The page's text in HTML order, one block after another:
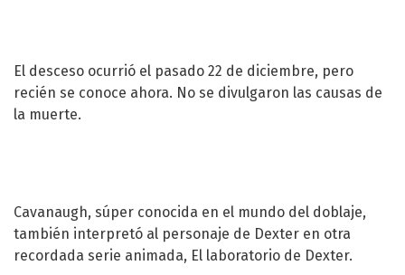
El desceso ocurrió el pasado 22 de diciembre, pero
recién se conoce ahora. No se divulgaron las causas de
la muerte.
Cavanaugh, súper conocida en el mundo del doblaje,
también interpretó al personaje de Dexter en otra
recordada serie animada, El laboratorio de Dexter.